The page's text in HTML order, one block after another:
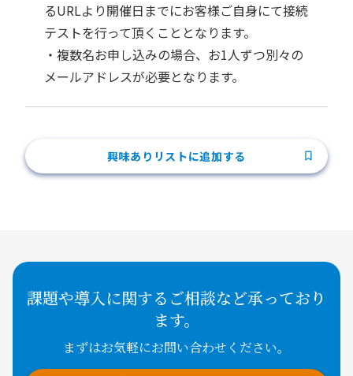
るURLより開催日までにお客様ご自身にて接続
テストを行って頂くこととなります。
・複数名お申し込みの場合、お1人ずつ別々の
メールアドレスが必要となります。
興味ありリストに追加する
課題や導入に関するご相談など承っており
ます。
まずはお気軽にお問い合わせください。